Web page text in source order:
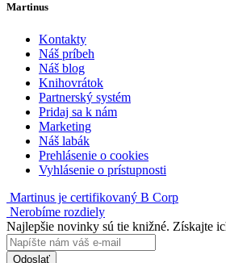
Martinus
Kontakty
Náš príbeh
Náš blog
Knihovrátok
Partnerský systém
Pridaj sa k nám
Marketing
Náš labák
Prehlásenie o cookies
Vyhlásenie o prístupnosti
Martinus je certifikovaný B Corp
Nerobíme rozdiely
Najlepšie novinky sú tie knižné. Získajte
Odoslať